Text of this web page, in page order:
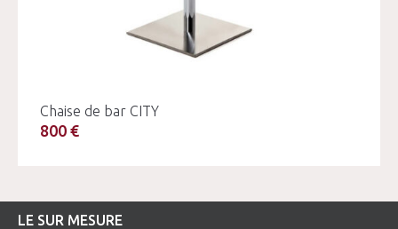
Chaise de bar CITY
800 €
LE SUR MESURE